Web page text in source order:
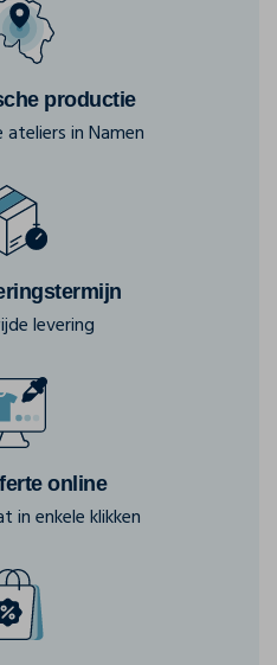
productie
in Namen
levering
online
in enkele klikken